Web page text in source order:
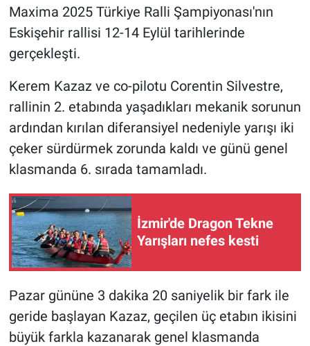
Maxima 2025 Türkiye Ralli Şampiyonası'nın
Eskişehir rallisi 12-14 Eylül tarihlerinde
gerçekleşti.
Kerem Kazaz ve co-pilotu Corentin Silvestre,
rallinin 2. etabında yaşadıkları mekanik sorunun
ardından kırılan diferansiyel nedeniyle yarışı iki
çeker sürdürmek zorunda kaldı ve günü genel
klasmanda 6. sırada tamamladı.
İzmir'de Dragon Tekne
Yarışları nefes kesti
Pazar gününe 3 dakika 20 saniyelik bir fark ile
geride başlayan Kazaz, geçilen üç etabın ikisini
büyük farkla kazanarak genel klasmanda